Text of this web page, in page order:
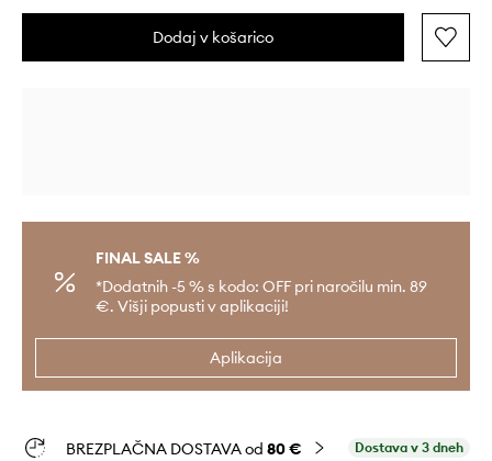
Dodaj v košarico
FINAL SALE %
*Dodatnih -5 % s kodo: OFF pri naročilu min. 89
€. Višji popusti v aplikaciji!
Aplikacija
BREZPLAČNA DOSTAVA od 80 € Dostava v 3 dneh